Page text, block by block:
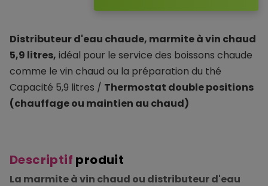
Distributeur d'eau chaude, marmite à vin chaud
5,9 litres, idéal pour le service des boissons chaude
comme le vin chaud ou la préparation du thé
Capacité 5,9 litres / Thermostat double positions
(chauffage ou maintien au chaud)
Descriptif produit
La marmite à vin chaud ou distributeur d'eau